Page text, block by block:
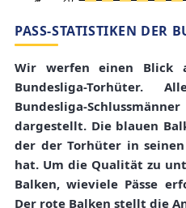
PASS-STATISTIKEN DER
Wir werfen einen Blick
Bundesliga-Torhüter.
Bundesliga-
dargestellt. Die blauen
der der Torhüter in
hat. Um die Qualität zu
Balken, wieviele Pässe
Der rote Balken stellt die